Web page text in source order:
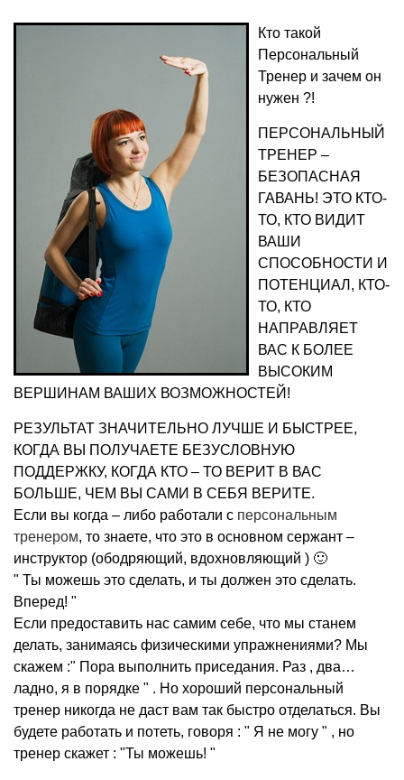
Кто такой
Персональный
Тренер и зачем он
нужен ?!
ПЕРСОНАЛЬНЫЙ
ТРЕНЕР –
БЕЗОПАСНАЯ
ГАВАНЬ! ЭТО КТО-
ТО, КТО ВИДИТ
ВАШИ
СПОСОБНОСТИ И
ПОТЕНЦИАЛ, КТО-
ТО, КТО
НАПРАВЛЯЕТ
ВАС К БОЛЕЕ
ВЫСОКИМ
ВЕРШИНАМ ВАШИХ ВОЗМОЖНОСТЕЙ!
РЕЗУЛЬТАТ ЗНАЧИТЕЛЬНО ЛУЧШЕ И БЫСТРЕЕ,
КОГДА ВЫ ПОЛУЧАЕТЕ БЕЗУСЛОВНУЮ
ПОДДЕРЖКУ, КОГДА КТО – ТО ВЕРИТ В ВАС
БОЛЬШЕ, ЧЕМ ВЫ САМИ В СЕБЯ ВЕРИТЕ.
Если вы когда – либо работали с персональным
тренером, то знаете, что это в основном сержант –
инструктор (ободряющий, вдохновляющий ) 🙂
" Ты можешь это сделать, и ты должен это сделать.
Вперед! "
Если предоставить нас самим себе, что мы станем
делать, занимаясь физическими упражнениями? Мы
скажем :" Пора выполнить приседания. Раз , два…
ладно, я в порядке " . Но хороший персональный
тренер никогда не даст вам так быстро отделаться. Вы
будете работать и потеть, говоря : " Я не могу " , но
тренер скажет : "Ты можешь! "